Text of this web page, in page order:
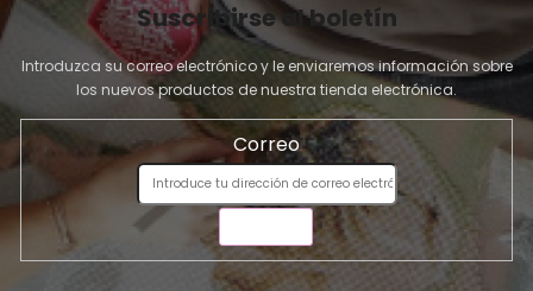
Suscribirse al boletín
Introduzca su correo electrónico y le enviaremos información sobre
los nuevos productos de nuestra tienda electrónica.
Correo